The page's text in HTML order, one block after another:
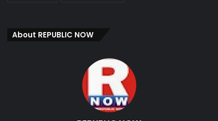
About REPUBLIC NOW